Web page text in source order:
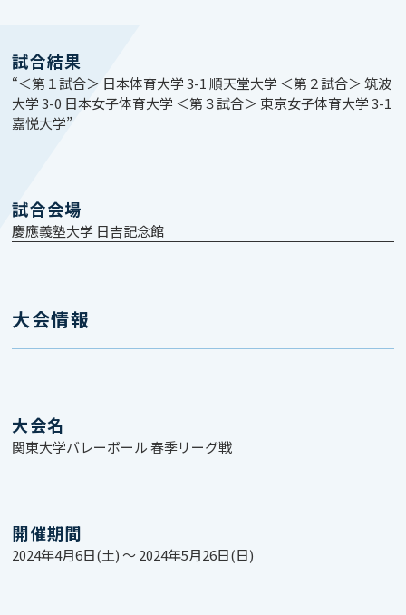
試合結果
“＜第１試合＞ 日本体育大学 3-1 順天堂大学 ＜第２試合＞ 筑波
大学 3-0 日本女子体育大学 ＜第３試合＞ 東京女子体育大学 3-1
嘉悦大学”
試合会場
慶應義塾大学 日吉記念館
大会情報
大会名
関東⼤学バレーボール 春季リーグ戦
開催期間
2024年4月6日(土) 〜 2024年5月26日(日)